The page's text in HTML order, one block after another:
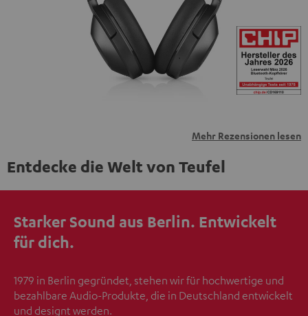
übermittelt werden.
Weitere Informationen sind in der
Datenschutzerklärung unter I zu finden.
Mehr Rezensionen lesen
Entdecke die Welt von Teufel
Starker Sound aus Berlin. Entwickelt
für dich.
1979 in Berlin gegründet, stehen wir für hochwertige und
bezahlbare Audio-Produkte, die in Deutschland entwickelt
und designt werden.